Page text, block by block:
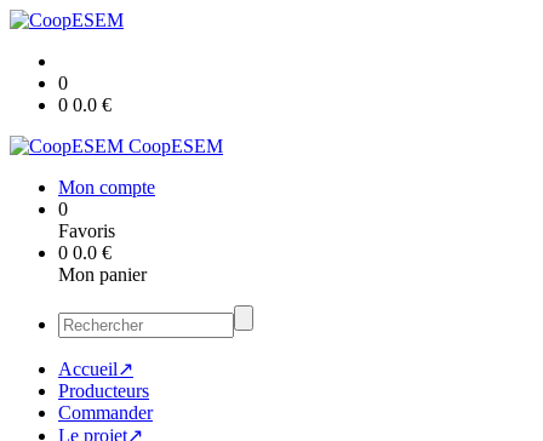
0
0 0.0 €
CoopESEM
Mon compte
0
Favoris
0 0.0 €
Mon panier
Accueil↗
Producteurs
Commander
Le projet↗